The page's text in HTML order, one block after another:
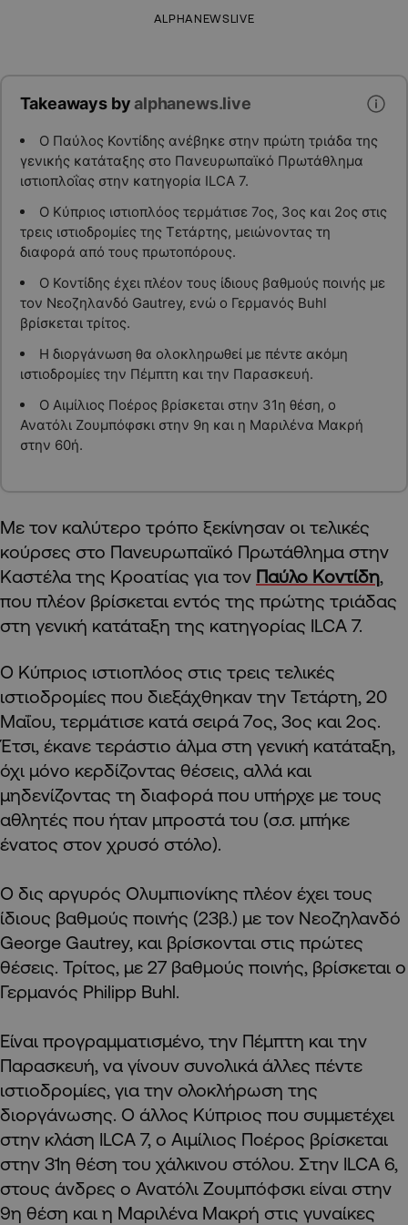
ALPHANEWSLIVE
Takeaways byalphanews.live
Ο Παύλος Κοντίδης ανέβηκε στην πρώτη τριάδα της
γενικής κατάταξης στο Πανευρωπαϊκό Πρωτάθλημα
ιστιοπλοΐας στην κατηγορία ILCA 7.
Ο Κύπριος ιστιοπλόος τερμάτισε 7ος, 3ος και 2ος στις
τρεις ιστιοδρομίες της Τετάρτης, μειώνοντας τη
διαφορά από τους πρωτοπόρους.
Ο Κοντίδης έχει πλέον τους ίδιους βαθμούς ποινής με
τον Νεοζηλανδό Gautrey, ενώ ο Γερμανός Buhl
βρίσκεται τρίτος.
Η διοργάνωση θα ολοκληρωθεί με πέντε ακόμη
ιστιοδρομίες την Πέμπτη και την Παρασκευή.
Ο Αιμίλιος Ποέρος βρίσκεται στην 31η θέση, ο
Ανατόλι Ζουμπόφσκι στην 9η και η Μαριλένα Μακρή
στην 60ή.
Με τον καλύτερο τρόπο ξεκίνησαν οι τελικές
κούρσες στο Πανευρωπαϊκό Πρωτάθλημα στην
Καστέλα της Κροατίας για τον Παύλο Κοντίδη,
που πλέον βρίσκεται εντός της πρώτης τριάδας
στη γενική κατάταξη της κατηγορίας ILCA 7.
Ο Κύπριος ιστιοπλόος στις τρεις τελικές
ιστιοδρομίες που διεξάχθηκαν την Τετάρτη, 20
Μαΐου, τερμάτισε κατά σειρά 7ος, 3ος και 2ος.
Έτσι, έκανε τεράστιο άλμα στη γενική κατάταξη,
όχι μόνο κερδίζοντας θέσεις, αλλά και
μηδενίζοντας τη διαφορά που υπήρχε με τους
αθλητές που ήταν μπροστά του (σ.σ. μπήκε
ένατος στον χρυσό στόλο).
Ο δις αργυρός Ολυμπιονίκης πλέον έχει τους
ίδιους βαθμούς ποινής (23β.) με τον Νεοζηλανδό
George Gautrey, και βρίσκονται στις πρώτες
θέσεις. Τρίτος, με 27 βαθμούς ποινής, βρίσκεται ο
Γερμανός Philipp Buhl.
Είναι προγραμματισμένο, την Πέμπτη και την
Παρασκευή, να γίνουν συνολικά άλλες πέντε
ιστιοδρομίες, για την ολοκλήρωση της
διοργάνωσης. O άλλος Κύπριος που συμμετέχει
στην κλάση ILCA 7, ο Αιμίλιος Ποέρος βρίσκεται
στην 31η θέση του χάλκινου στόλου. Στην ILCA 6,
στους άνδρες ο Ανατόλι Ζουμπόφσκι είναι στην
9η θέση και η Μαριλένα Μακρή στις γυναίκες